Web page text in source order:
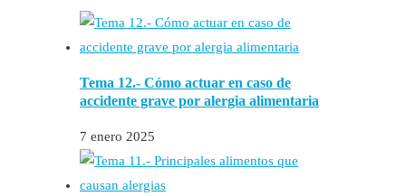
Tema 12.- Cómo actuar en caso de
accidente grave por alergia alimentaria
7 enero 2025